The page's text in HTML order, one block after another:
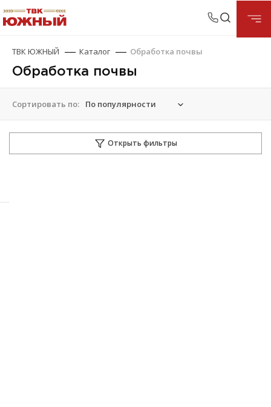
ТВК ЮЖНЫЙ Каталог Обработка почвы
Обработка почвы
Сортировать по:
Открыть фильтры